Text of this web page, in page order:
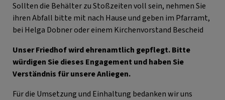
Sollten die Behälter zu Stoßzeiten voll sein, nehmen Sie
ihren Abfall bitte mit nach Hause und geben im Pfarramt,
bei Helga Dobner oder einem Kirchenvorstand Bescheid
Unser Friedhof wird ehrenamtlich gepflegt. Bitte
würdigen Sie dieses Engagement und haben Sie
Verständnis für unsere Anliegen.
Für die Umsetzung und Einhaltung bedanken wir uns